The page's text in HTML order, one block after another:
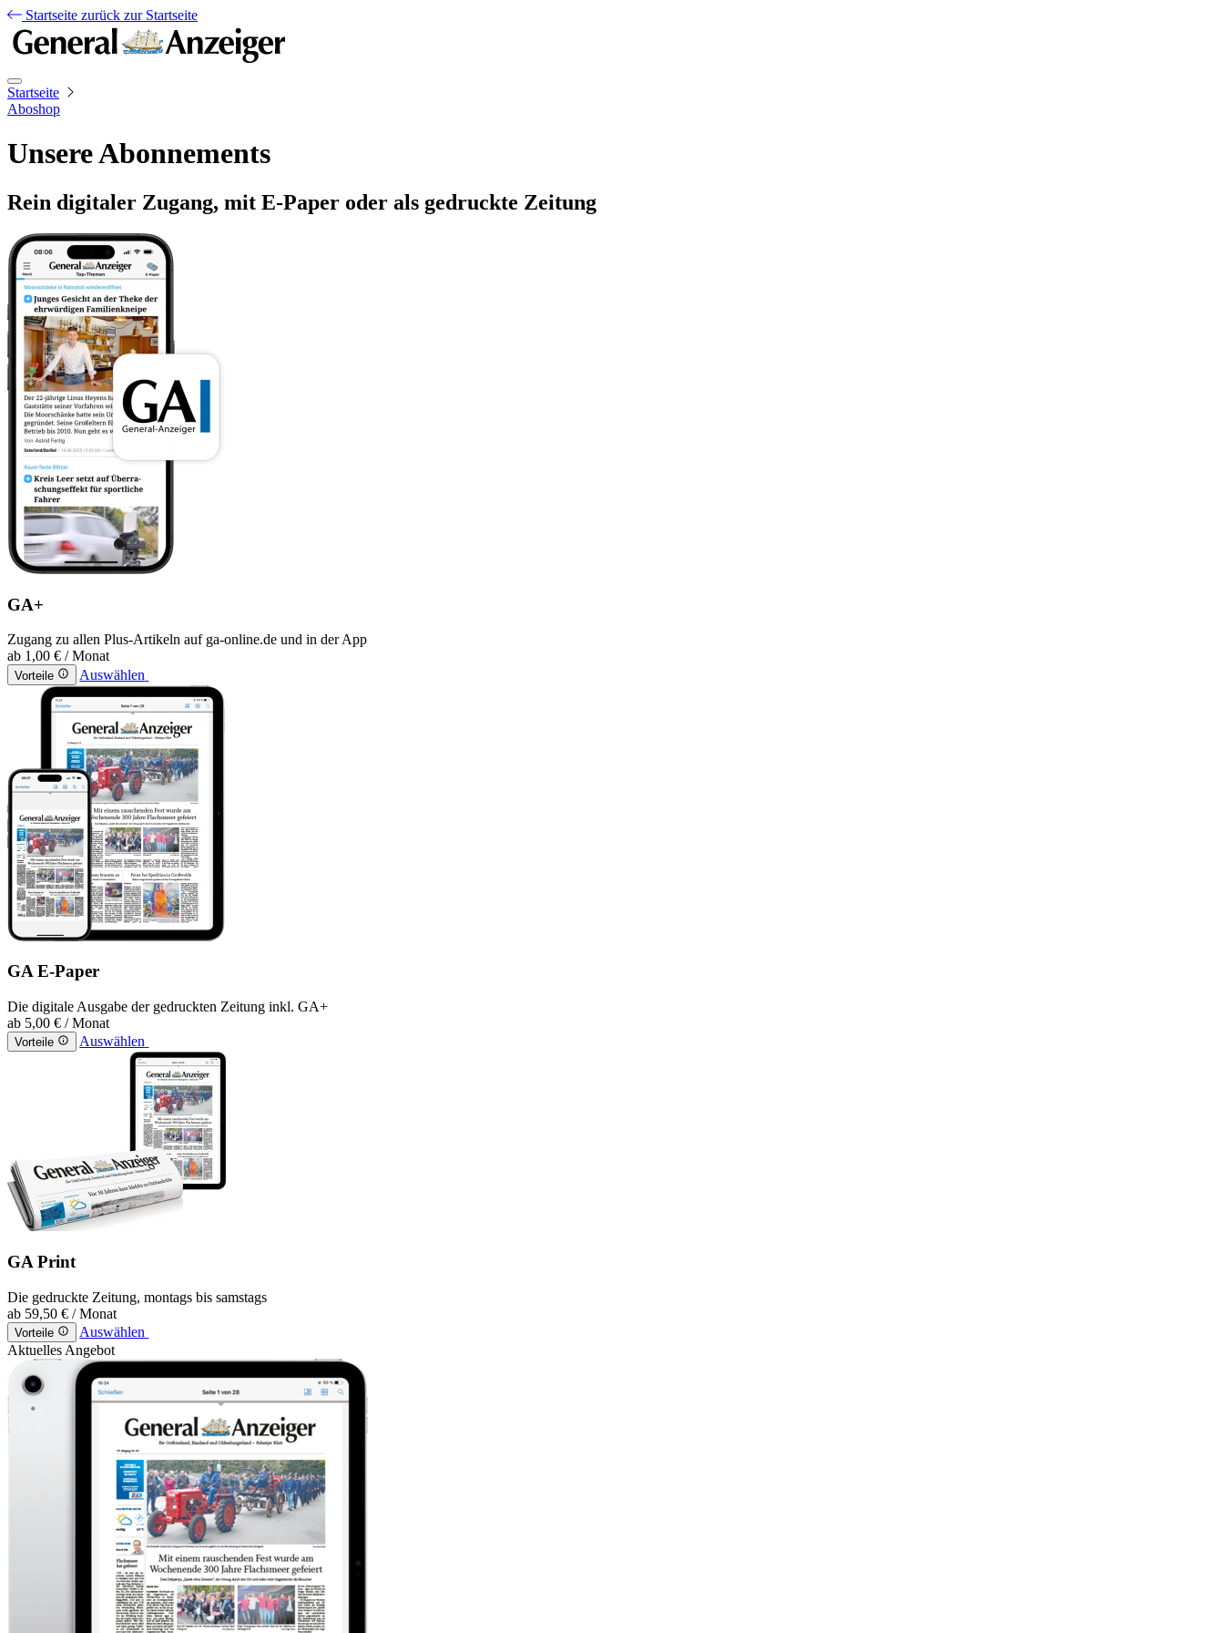
Startseite zurück zur Startseite
Startseite
Aboshop
Unsere Abonnements
Rein digitaler Zugang, mit E-Paper oder als gedruckte Zeitung
GA+
Zugang zu allen Plus-Artikeln auf ga-online.de und in der App
ab 1,00 € / Monat
Vorteile Auswählen
GA E-Paper
Die digitale Ausgabe der gedruckten Zeitung inkl. GA+
ab 5,00 € / Monat
Vorteile Auswählen
GA Print
Die gedruckte Zeitung, montags bis samstags
ab 59,50 € / Monat
Vorteile
Auswählen
Aktuelles Angebot